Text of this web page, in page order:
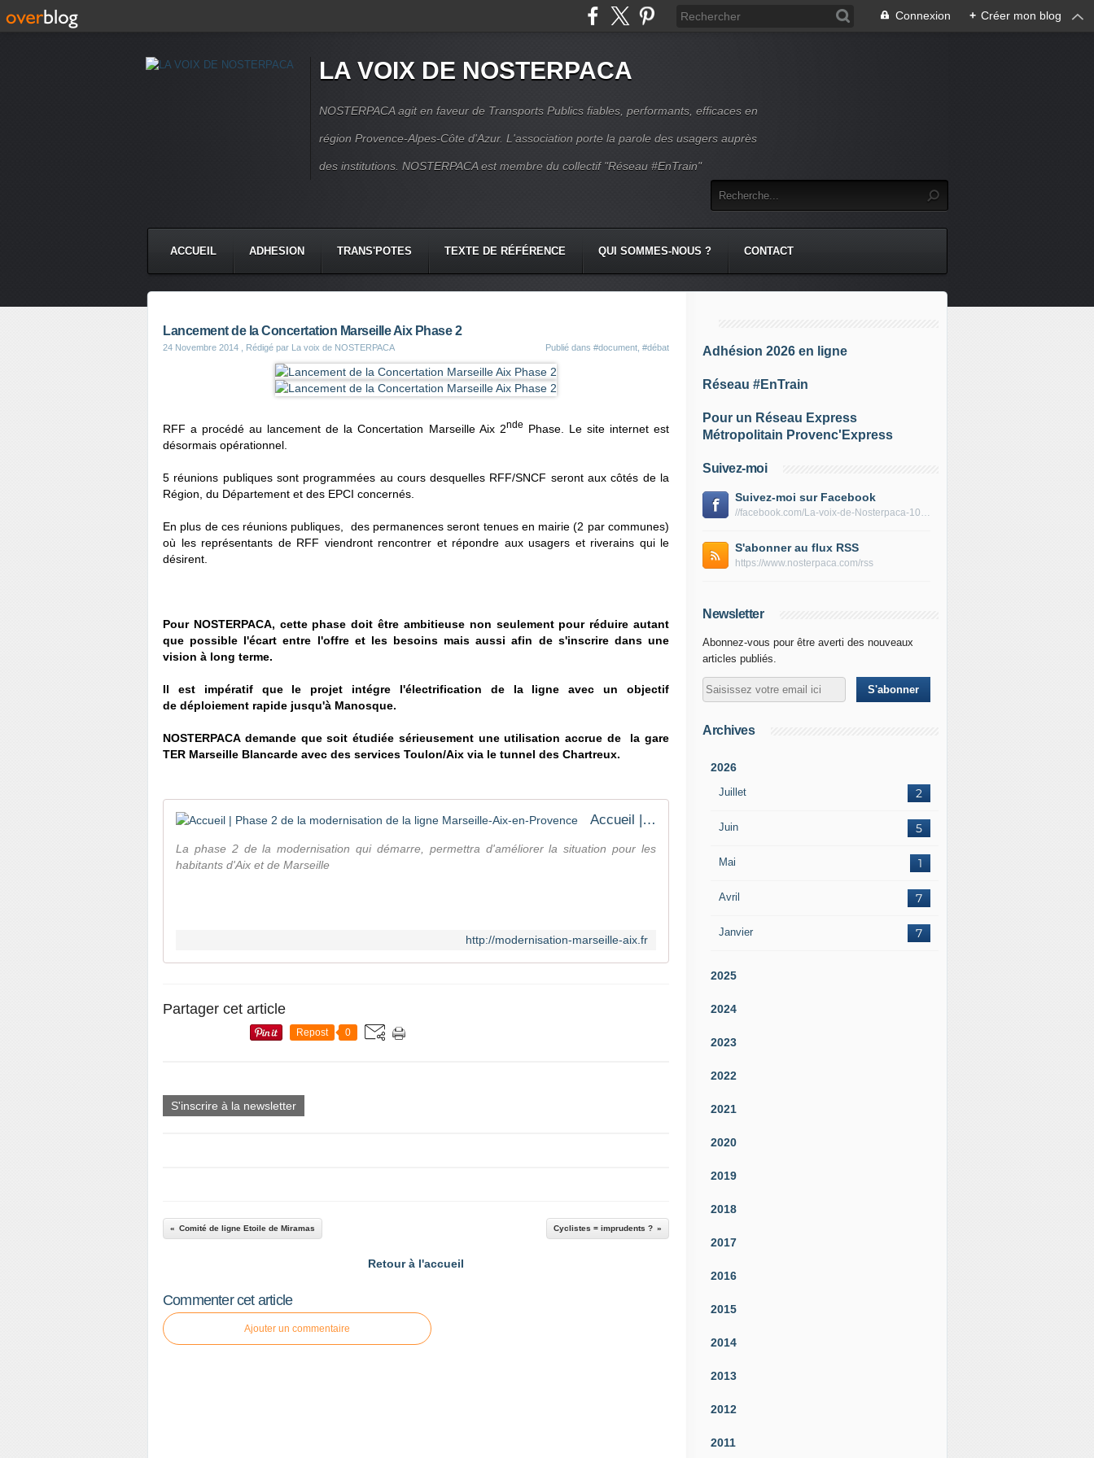
Connexion + Créer mon blog
LA VOIX DE NOSTERPACA
NOSTERPACA agit en faveur de Transports Publics fiables, performants, efficaces en
région Provence-Alpes-Côte d'Azur. L'association porte la parole des usagers auprès
des institutions. NOSTERPACA est membre du collectif "Réseau #EnTrain"
ACCUEIL ADHESION TRANS'POTES TEXTE DE RÉFÉRENCE QUI SOMMES-NOUS ? CONTACT
Lancement de la Concertation Marseille Aix Phase 2
24 Novembre 2014 , Rédigé par La voix de NOSTERPACA Publié dans #document #débat
RFF a procédé au lancement de la Concertation Marseille Aix 2nde
Phase. Le site internet est
désormais opérationnel.
5 réunions publiques sont programmées au cours desquelles RFF/SNCF seront aux côtés de la
Région, du Département et des EPCI concernés.
En plus de ces réunions publiques, des permanences seront tenues en mairie (2 par communes)
où les représentants de RFF viendront rencontrer et répondre aux usagers et riverains qui le
désirent.
Pour NOSTERPACA, cette phase doit être ambitieuse non seulement pour réduire autant
que possible l'écart entre l'offre et les besoins mais aussi afin de s'inscrire dans une
vision à long terme.
Il est impératif que le projet intégre l'électrification de la ligne avec un objectif
de déploiement rapide jusqu'à Manosque.
NOSTERPACA demande que soit étudiée sérieusement une utilisation accrue de la gare
TER Marseille Blancarde avec des services Toulon/Aix via le tunnel des Chartreux.
Accueil | Phase 2 de la modernisation de la ligne Marseille-Aix-en-Provence
La phase 2 de la modernisation qui démarre, permettra d'améliorer la situation pour les
habitants d'Aix et de Marseille
http://modernisation-marseille-aix.fr
Partager cet article
Repost 0
S'inscrire à la newsletter
Comité de ligne Etoile de Miramas Cyclistes = imprudents ?
Retour à l'accueil
Commenter cet article
Ajouter un commentaire
Adhésion 2026 en ligne
Réseau #EnTrain
Pour un Réseau Express
Métropolitain Provenc'Express
Suivez-moi
Suivez-moi sur Facebook
//facebook.com/La-voix-de-Nosterpaca-106434384284735
S'abonner au flux RSS
https://www.nosterpaca.com/rss
Newsletter
Abonnez-vous pour être averti des nouveaux
articles publiés.
Archives
2026
Juillet 2
Juin 5
Mai 1
Avril 7
Janvier 7
2025
2024
2023
2022
2021
2020
2019
2018
2017
2016
2015
2014
2013
2012
2011